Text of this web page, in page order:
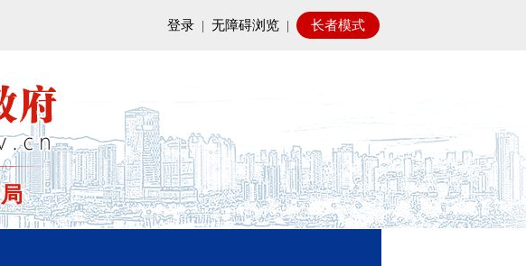
登录 | 无障碍浏览 | 长者模式